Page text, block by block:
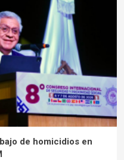
de homicidios en